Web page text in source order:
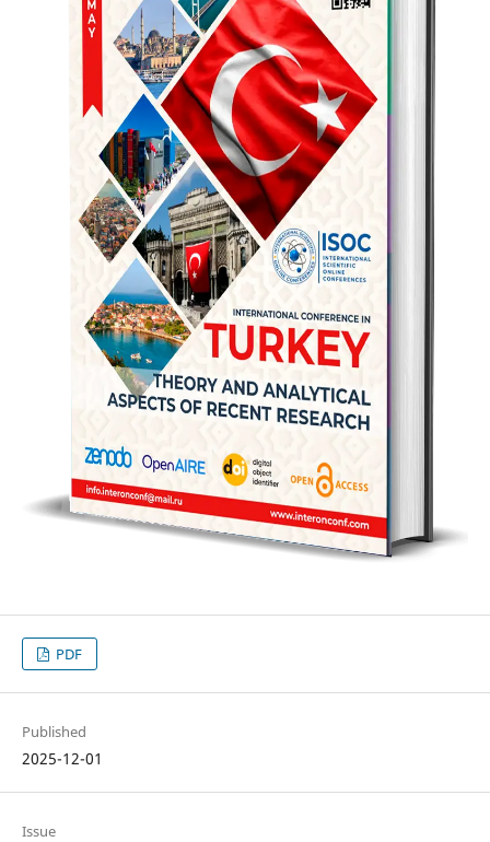
PDF
Published
2025-12-01
Issue